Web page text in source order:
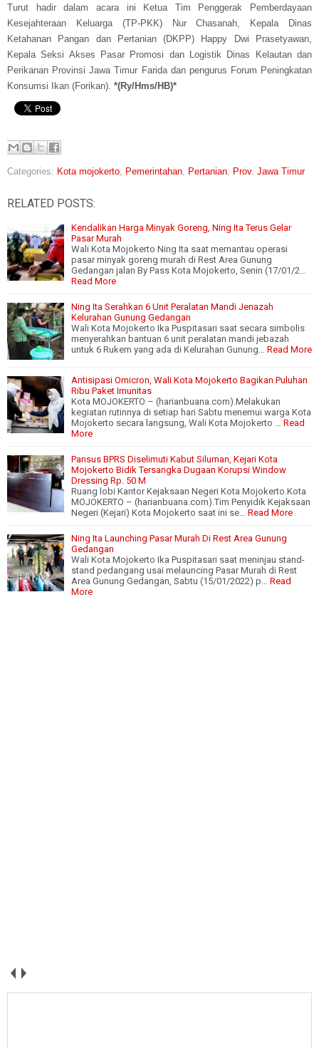
Turut hadir dalam acara ini Ketua Tim Penggerak Pemberdayaan
Kesejahteraan Keluarga (TP-PKK) Nur Chasanah, Kepala Dinas
Ketahanan Pangan dan Pertanian (DKPP) Happy Dwi Prasetyawan,
Kepala Seksi Akses Pasar Promosi dan Logistik Dinas Kelautan dan
Perikanan Provinsi Jawa Timur Farida dan pengurus Forum Peningkatan
Konsumsi Ikan (Forikan). *(Ry/Hms/HB)*
Categories: Kota mojokerto, Pemerintahan, Pertanian, Prov. Jawa Timur
RELATED POSTS:
Kendalikan Harga Minyak Goreng, Ning Ita Terus Gelar
Pasar Murah
Wali Kota Mojokerto Ning Ita saat memantau operasi
pasar minyak goreng murah di Rest Area Gunung
Gedangan jalan By Pass Kota Mojokerto, Senin (17/01/2…
Read More
Ning Ita Serahkan 6 Unit Peralatan Mandi Jenazah
Kelurahan Gunung Gedangan
Wali Kota Mojokerto Ika Puspitasari saat secara simbolis
menyerahkan bantuan 6 unit peralatan mandi jebazah
untuk 6 Rukem yang ada di Kelurahan Gunung… Read More
Antisipasi Omicron, Wali Kota Mojokerto Bagikan Puluhan
Ribu Paket Imunitas
Kota MOJOKERTO – (harianbuana.com).Melakukan
kegiatan rutinnya di setiap hari Sabtu menemui warga Kota
Mojokerto secara langsung, Wali Kota Mojokerto … Read
More
Pansus BPRS Diselimuti Kabut Siluman, Kejari Kota
Mojokerto Bidik Tersangka Dugaan Korupsi Window
Dressing Rp. 50 M
Ruang lobi Kantor Kejaksaan Negeri Kota Mojokerto.Kota
MOJOKERTO – (harianbuana.com).Tim Penyidik Kejaksaan
Negeri (Kejari) Kota Mojokerto saat ini se… Read More
Ning Ita Launching Pasar Murah Di Rest Area Gunung
Gedangan
Wali Kota Mojokerto Ika Puspitasari saat meninjau stand-
stand pedangang usai melauncing Pasar Murah di Rest
Area Gunung Gedangan, Sabtu (15/01/2022) p… Read
More